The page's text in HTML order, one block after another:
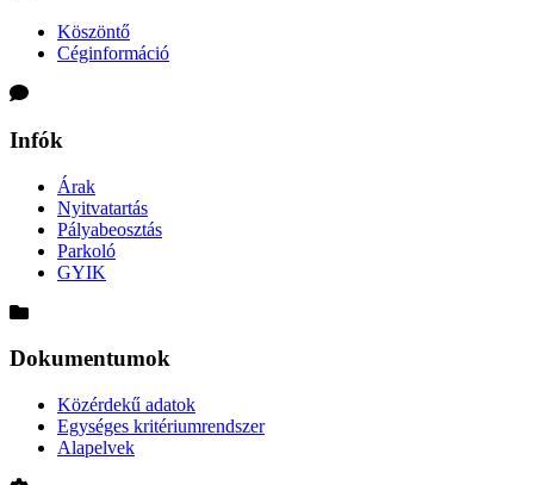
Köszöntő
Céginformáció
Infók
Árak
Nyitvatartás
Pályabeosztás
Parkoló
GYIK
Dokumentumok
Közérdekű adatok
Egységes kritériumrendszer
Alapelvek